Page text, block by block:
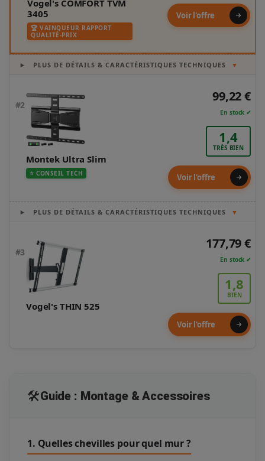
Vogel's COMFORT TVM
3405
🏆 VAINQUEUR RAPPORT
QUALITÉ-PRIX
Voir l'offre
PLUS DE DÉTAILS & CARACTÉRISTIQUES TECHNIQUES ▼
#2
Montek Ultra Slim
⭐ CONSEIL TECH
99,22 €
En stock ✔
1,4
TRÈS BIEN
Voir l'offre
PLUS DE DÉTAILS & CARACTÉRISTIQUES TECHNIQUES ▼
#3
Vogel's THIN 525
177,79 €
En stock ✔
1,8
BIEN
Voir l'offre
🛠️Guide : Montage & Accessoires
1. Quelles chevilles pour quel mur ?